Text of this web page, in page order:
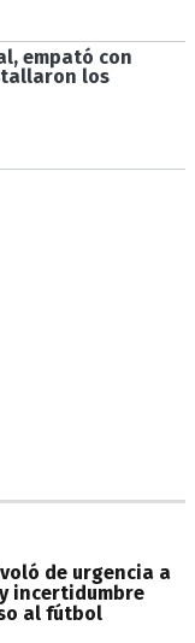
empató con
los
de urgencia a
incertidumbre
al fútbol